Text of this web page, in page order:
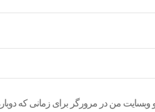
و وبسایت من در مرورگر برای زمانی که